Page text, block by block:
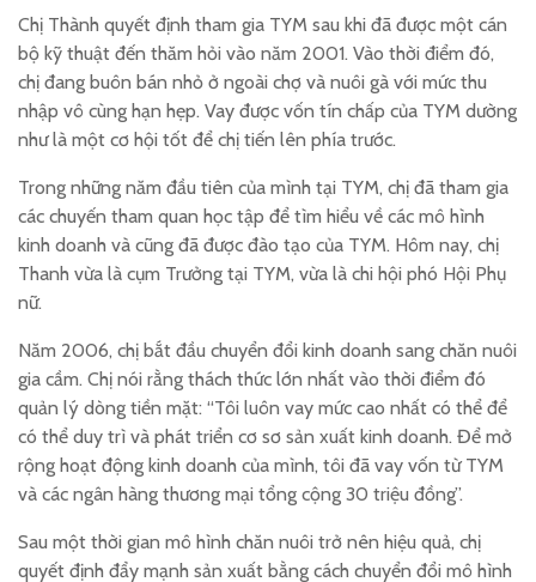
Chị Thành quyết định tham gia TYM sau khi đã được một cán
bộ kỹ thuật đến thăm hỏi vào năm 2001. Vào thời điểm đó,
chị đang buôn bán nhỏ ở ngoài chợ và nuôi gà với mức thu
nhập vô cùng hạn hẹp. Vay được vốn tín chấp của TYM dường
như là một cơ hội tốt để chị tiến lên phía trước.
Trong những năm đầu tiên của mình tại TYM, chị đã tham gia
các chuyến tham quan học tập để tìm hiểu về các mô hình
kinh doanh và cũng đã được đào tạo của TYM. Hôm nay, chị
Thanh vừa là cụm Trưởng tại TYM, vừa là chi hội phó Hội Phụ
nữ.
Năm 2006, chị bắt đầu chuyển đổi kinh doanh sang chăn nuôi
gia cầm. Chị nói rằng thách thức lớn nhất vào thời điểm đó
quản lý dòng tiền mặt: “Tôi luôn vay mức cao nhất có thể để
có thể duy trì và phát triển cơ sơ sản xuất kinh doanh. Để mở
rộng hoạt động kinh doanh của mình, tôi đã vay vốn từ TYM
và các ngân hàng thương mại tổng cộng 30 triệu đồng”.
Sau một thời gian mô hình chăn nuôi trở nên hiệu quả, chị
quyết định đẩy mạnh sản xuất bằng cách chuyển đổi mô hình